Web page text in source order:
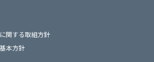
関する取組方針
本方針